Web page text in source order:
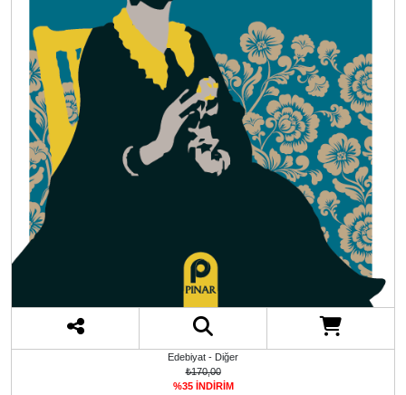
Edebiyat - Diğer
₺170,00
%35 İNDİRİM